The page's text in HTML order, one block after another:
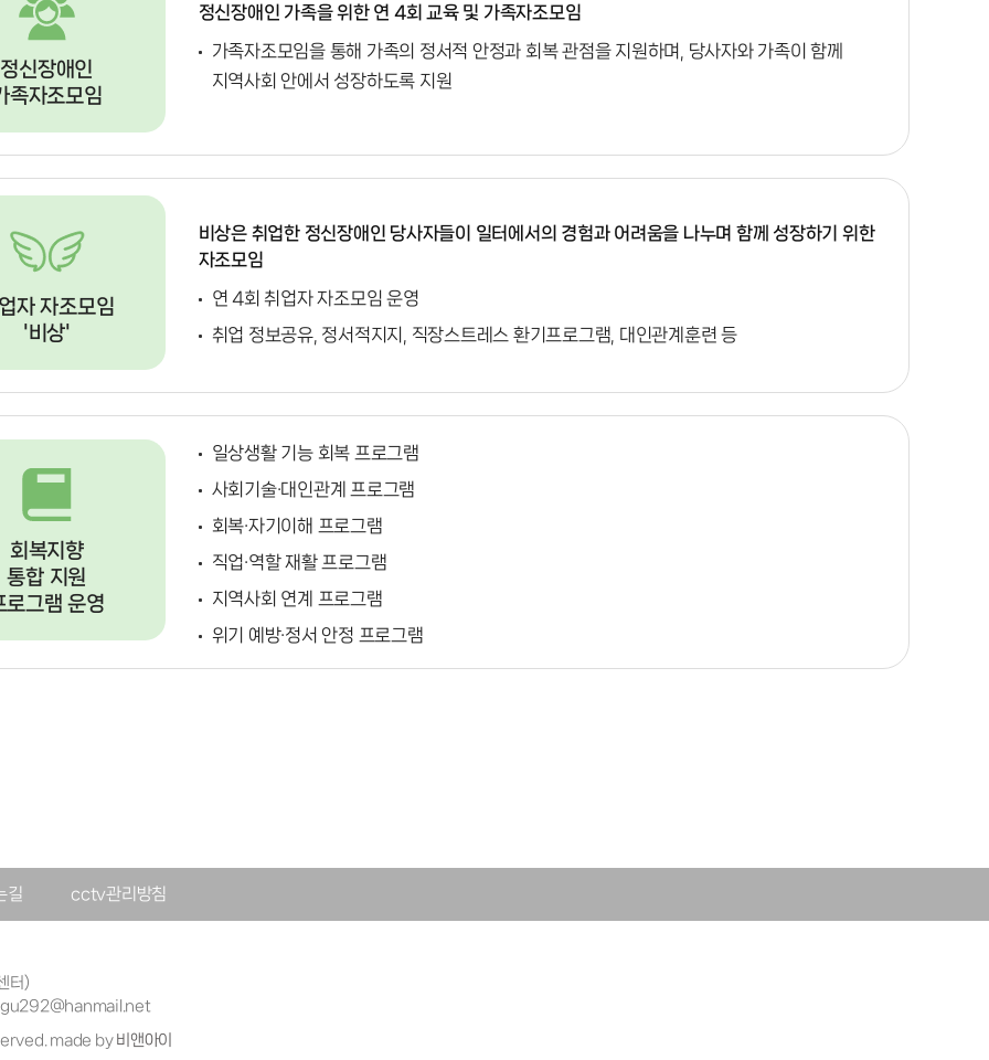
정신장애인
족자조모임
정신장애인 가족을 위한 연 4회 교육 및 가족자조모임
가족자조모임을 통해 가족의 정서적 안정과 회복 관점을 지원하며, 당사자와 가족이 함께
지역사회 안에서 성장하도록 지원
자 자조모임
'비상'
비상은 취업한 정신장애인 당사자들이 일터에서의 경험과 어려움을 나누며 함께 성장하기 위한
자조모임
연 4회 취업자 자조모임 운영
취업 정보공유, 정서적지지, 직장스트레스 환기프로그램, 대인관계훈련 등
회복지향
통합 지원
로그램 운영
일상생활 기능 회복 프로그램
사회기술·대인관계 프로그램
회복·자기이해 프로그램
직업·역할 재활 프로그램
지역사회 연계 프로그램
위기 예방·정서 안정 프로그램
길 cctv관리방침
터)
made by 비앤아이